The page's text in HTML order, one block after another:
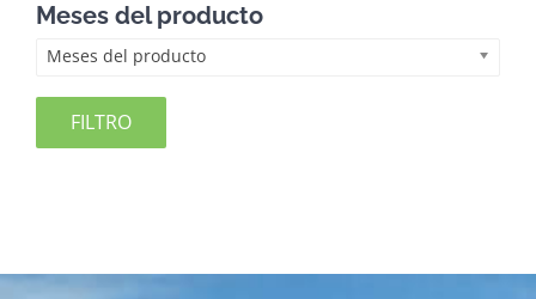
Meses del producto
Meses del producto
FILTRO